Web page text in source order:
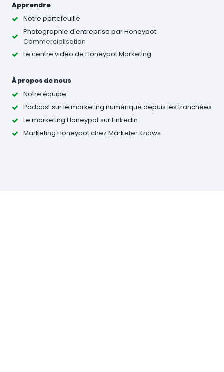
Apprendre
Notre portefeuille
Photographie d'entreprise par Honeypot
Commercialisation
Le centre vidéo de Honeypot Marketing
À propos de nous
Notre équipe
Podcast sur le marketing numérique depuis les tranchées
Le marketing Honeypot sur LinkedIn
Marketing Honeypot chez Marketer Knows